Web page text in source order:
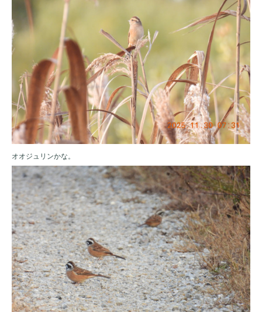
オオジュリンかな。